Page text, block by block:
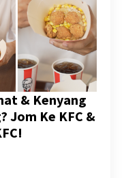
& Kenyang
Jom Ke KFC &